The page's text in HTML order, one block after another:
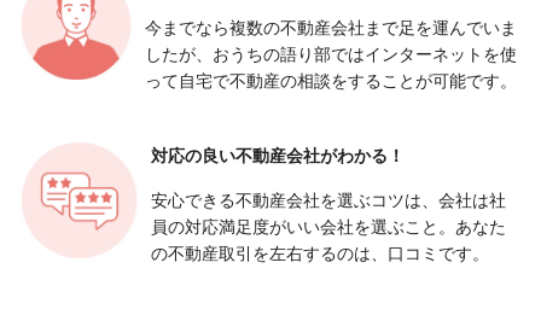
今までなら複数の不動産会社まで足を運んでいま
したが、おうちの語り部ではインターネットを使
って自宅で不動産の相談をすることが可能です。
対応の良い不動産会社がわかる！
安心できる不動産会社を選ぶコツは、会社は社
員の対応満足度がいい会社を選ぶこと。あなた
の不動産取引を左右するのは、口コミです。